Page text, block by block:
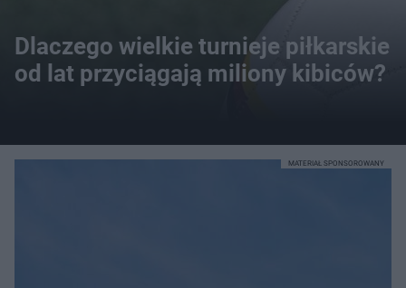
Dlaczego wielkie turnieje piłkarskie
od lat przyciągają miliony kibiców?
MATERIAŁ SPONSOROWANY